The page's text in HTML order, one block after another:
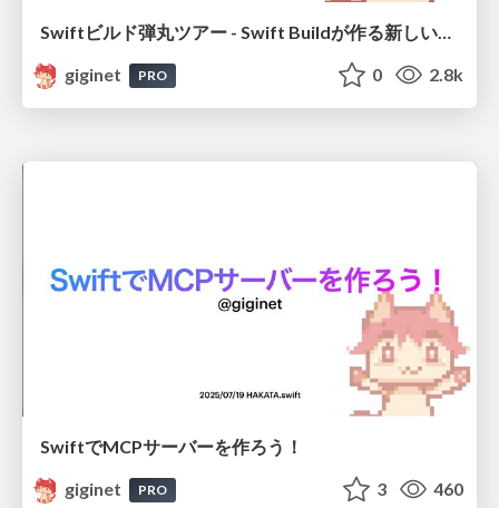
Swiftビルド弾丸ツアー - Swift Buildが作る新しいエコシステム
giginet
PRO 0 2.8k
SwiftでMCPサーバーを作ろう！
giginet
PRO 3 460